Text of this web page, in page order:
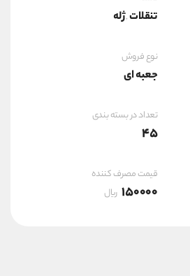
تنقلات,ژله
نوع فروش
جعبه ای
تعداد در بسته بندی
45
قیمت مصرف کننده
150000 ریال